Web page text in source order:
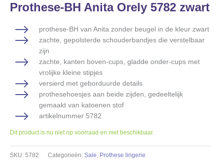
Prothese-BH Anita Orely 5782 zwart
prothese-BH van Anita zonder beugel in de kleur zwart
zachte, gepolsterde schouderbandjes die verstelbaar
zijn
zachte, kanten boven-cups, gladde onder-cups met
vrolijke kleine stipjes
versierd met geborduurde details
prothesehoesjes aan beide zijden, gedeeltelijk
gemaakt van katoenen stof
artikelnummer 5782
Dit product is nu niet op voorraad en niet beschikbaar.
SKU: 5782 Categorieën: Sale Prothese lingerie